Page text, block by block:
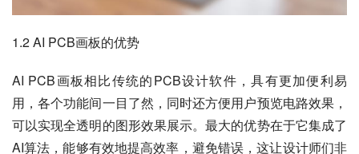
1.2 AI PCB画板的优势
AI PCB画板相比传统的PCB设计软件，具有更加便利易
用，各个功能间一目了然，同时还方便用户预览电路效果，
可以实现全透明的图形效果展示。最大的优势在于它集成了
AI算法，能够有效地提高效率，避免错误，这让设计师们非